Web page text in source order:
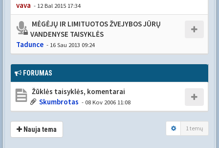
vava - 12 Bal 2015 17:34
MĖGĖJŲ IR LIMITUOTOS ŽVEJYBOS JŪRŲ
VANDENYSE TAISYKLĖS
Tadunce - 16 Sau 2013 09:24
FORUMAS
Žūklės taisyklės, komentarai
Skumbrotas - 08 Kov 2006 11:08
Nauja tema 1 temų